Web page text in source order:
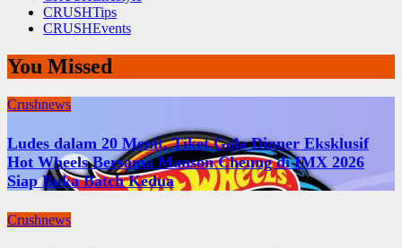
CRUSHTips
CRUSHEvents
You Missed
Crushnews
Ludes dalam 20 Menit, Tiket Gala Dinner Eksklusif
Hot Wheels Bersama Manson Cheung di IMX 2026
Siap Buka Batch Kedua
Crushnews